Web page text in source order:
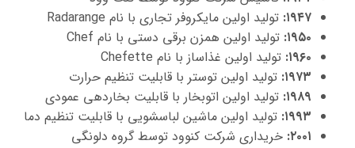
۱۹۴۷: تولید اولین مایکروفر تجاری با نام Radarange
۱۹۵۰: تولید اولین همزن برقی دستی با نام Chef
۱۹۶۰: تولید اولین غذاساز با نام Chefette
۱۹۷۳: تولید اولین توستر با قابلیت تنظیم حرارت
۱۹۸۹: تولید اولین اتوبخار با قابلیت بخاردهی عمودی
۱۹۹۳: تولید اولین ماشین لباسشویی با قابلیت تنظیم دما
۲۰۰۱: خریداری شرکت کنوود توسط گروه دلونگی